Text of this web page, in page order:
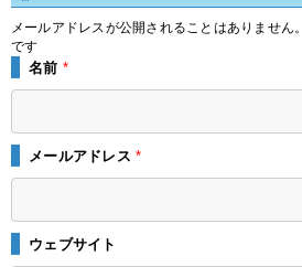
メールアドレスが公開されることはありません。
です
名前 *
メールアドレス*
ウェブサイト